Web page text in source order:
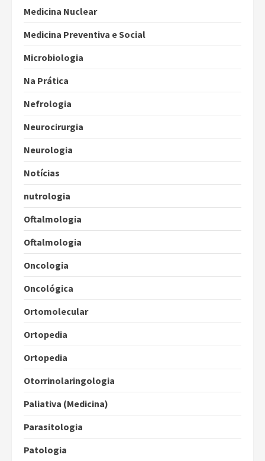
Medicina Nuclear
Medicina Preventiva e Social
Microbiologia
Na Prática
Nefrologia
Neurocirurgia
Neurologia
Notícias
nutrologia
Oftalmologia
Oftalmologia
Oncologia
Oncológica
Ortomolecular
Ortopedia
Ortopedia
Otorrinolaringologia
Paliativa (Medicina)
Parasitologia
Patologia